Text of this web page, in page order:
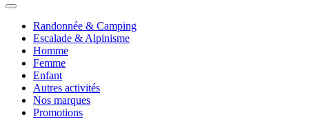
Randonnée & Camping
Escalade & Alpinisme
Homme
Femme
Enfant
Autres activités
Nos marques
Promotions